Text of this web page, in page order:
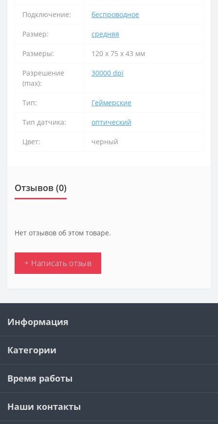
Подключение: беспроводное
Размер: средняя
Размеры: 120 х 75 х 43 мм
Разрешение
(max):
30000 dpi
Тип: Геймерские
Тип датчика: оптический
Цвет: черный
Отзывов (0)
Нет отзывов об этом товаре.
+ Написать отзыв
Информация
Категории
Время работы
Наши контакты